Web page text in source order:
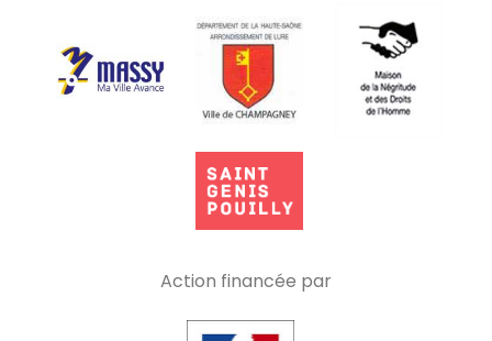
Action financée par